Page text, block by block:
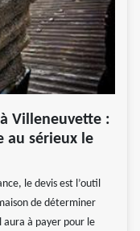
Villeneuvette :
au sérieux le
le devis est l’outil
de déterminer
aura à payer pour le